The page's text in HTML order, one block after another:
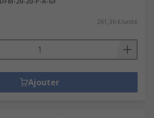
261,36 €/unité
Ajouter